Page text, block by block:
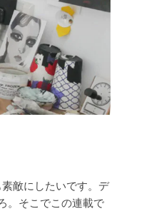
敵にしたいです。デ
。そこでこの連載で